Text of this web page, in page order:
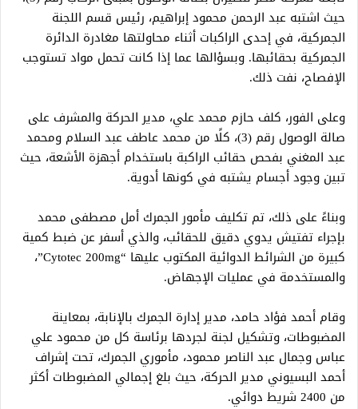
حيث اشتبه عبد الرحمن محمود إبراهيم، رئيس قسم اللجنة
الجمركية، في إحدى الراكبات أثناء محاولتها مغادرة الدائرة
الجمركية بحقائبها. وبسؤالها عما إذا كانت تحمل مواد تستوجب
الإفصاح، نفت ذلك.
وعلى الفور، كلف حازم محمد علي، مدير الحركة والمشرف على
صالة الوصول رقم (3)، كلًا من محمد عاطف عبد السلام ومحمد
عبد المغني بفحص حقائب الراكبة باستخدام أجهزة الأشعة، حيث
تبين وجود أجسام يشتبه في كونها أدوية.
وبناءً على ذلك، تم تكليف مأمور الجمرك أمل مصطفى محمد
بإجراء تفتيش يدوي دقيق للحقائب، والذي أسفر عن ضبط كمية
كبيرة من الشرائط الدوائية المكتوب عليها “Cytotec 200mg”،
والمستخدمة في عمليات الإجهاض.
وقام أحمد فؤاد حامد، مدير إدارة الجمرك بالإنابة، بمعاينة
المضبوطات، وتشكيل لجنة لجردها برئاسة كل من محمود علي
عباس وجمال عبد الناصر محمود، مأموري الجمرك، تحت إشراف
أحمد البسيوني مدير الحركة، حيث بلغ إجمالي المضبوطات أكثر
من 2400 شريط دوائي.